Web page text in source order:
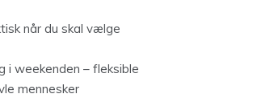
når du skal vælge
i weekenden – fleksible
mennesker